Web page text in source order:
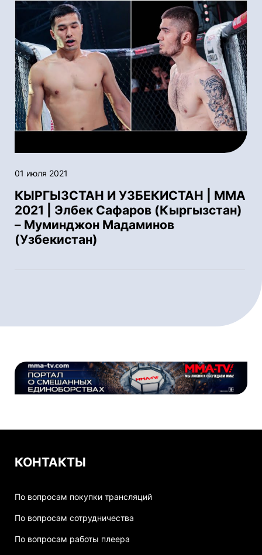
01 июля 2021
КЫРГЫЗСТАН И УЗБЕКИСТАН | ММА
2021 | Элбек Сафаров (Кыргызстан)
– Муминджон Мадаминов
(Узбекистан)
КОНТАКТЫ
По вопросам покупки трансляций
По вопросам сотрудничества
По вопросам работы плеера